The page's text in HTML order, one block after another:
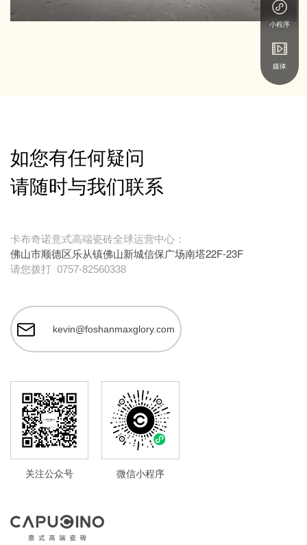
如您有任何疑问
请随时与我们联系
卡布奇诺意式高端瓷砖全球运营中心：
佛山市顺德区乐从镇佛山新城信保广场南塔22F-23F
请您拨打 0757-82560338
kevin@foshanmaxglory.com
关注公众号 微信小程序
小程序
媒体